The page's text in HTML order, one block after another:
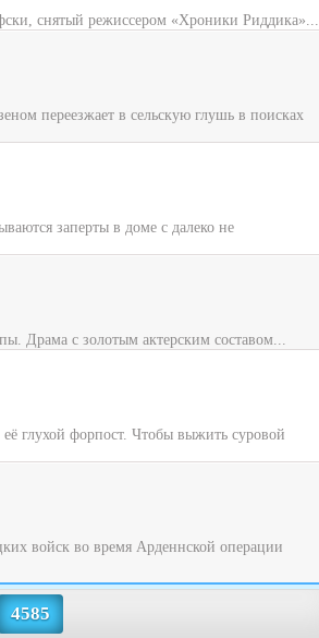
снятый режиссером «Хроники Риддика»...
переезжает в сельскую глушь в поисках
заперты в доме с далеко не
Драма с золотым актерским составом...
глухой форпост. Чтобы выжить суровой
войск во время Арденнской операции
4585